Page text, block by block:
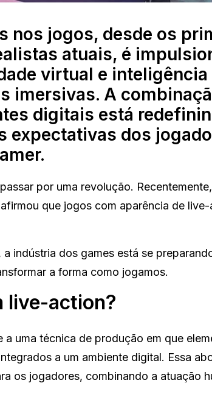
nos jogos, desde os
atuais, é
virtual e
imersivas. A
digitais está
expectativas dos
por uma revolução.
que jogos com aparência de
indústria dos games está se
a forma como jogamos.
live-action?
a uma técnica de produção em que
a um ambiente digital. Essa
os jogadores, combinando a atuação